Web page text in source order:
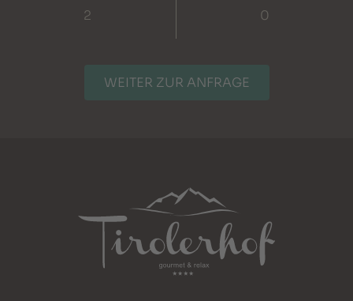
WEITER ZUR ANFRAGE